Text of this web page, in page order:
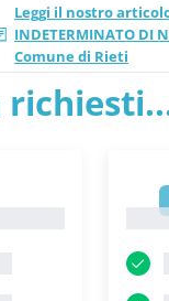
Leggi il nostro articolo
INDETERMINATO DI
Comune di Rieti